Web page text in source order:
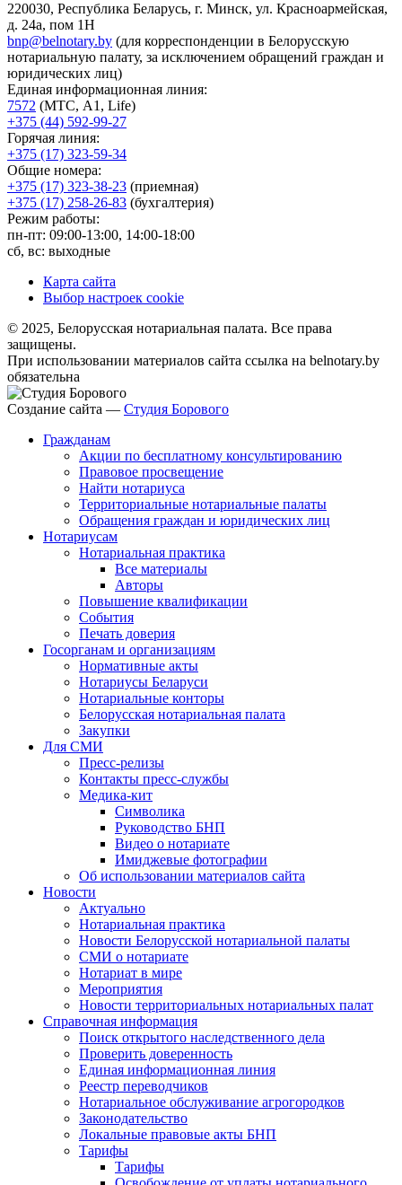
220030, Республика Беларусь, г. Минск, ул. Красноармейская,
д. 24а, пом 1Н
bnp@belnotary.by (для корреспонденции в Белорусскую
нотариальную палату, за исключением обращений граждан и
юридических лиц)
Единая информационная линия:
7572 (МТС, A1, Life)
+375 (44) 592-99-27
Горячая линия:
+375 (17) 323-59-34
Общие номера:
+375 (17) 323-38-23 (приемная)
+375 (17) 258-26-83 (бухгалтерия)
Режим работы:
пн-пт: 09:00-13:00, 14:00-18:00
сб, вс: выходные
Карта сайта
Выбор настроек cookie
© 2025, Белорусская нотариальная палата. Все права
защищены.
При использовании материалов сайта ссылка на belnotary.by
обязательна
Создание сайта — Студия Борового
Гражданам
Акции по бесплатному консультированию
Правовое просвещение
Найти нотариуса
Территориальные нотариальные палаты
Обращения граждан и юридических лиц
Нотариусам
Нотариальная практика
Все материалы
Авторы
Повышение квалификации
События
Печать доверия
Госорганам и организациям
Нормативные акты
Нотариусы Беларуси
Нотариальные конторы
Белорусская нотариальная палата
Закупки
Для СМИ
Пресс-релизы
Контакты пресс-службы
Медика-кит
Символика
Руководство БНП
Видео о нотариате
Имиджевые фотографии
Об использовании материалов сайта
Новости
Актуально
Нотариальная практика
Новости Белорусской нотариальной палаты
СМИ о нотариате
Нотариат в мире
Мероприятия
Новости территориальных нотариальных палат
Справочная информация
Поиск открытого наследственного дела
Проверить доверенность
Единая информационная линия
Реестр переводчиков
Нотариальное обслуживание агрогородков
Законодательство
Локальные правовые акты БНП
Тарифы
Тарифы